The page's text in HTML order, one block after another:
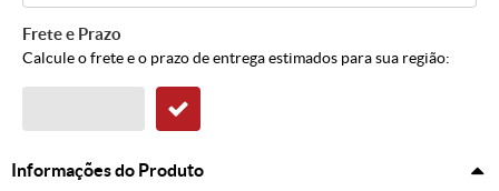
Frete e Prazo
Calcule o frete e o prazo de entrega estimados para sua região:
Informações do Produto